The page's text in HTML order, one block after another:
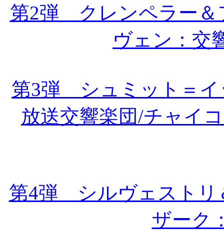
第2弾 クレンペラー＆
ヴェン：交
第3弾 シュミット＝イ
放送交響楽団/チャイ
第4弾 シルヴェストリ
ザーク